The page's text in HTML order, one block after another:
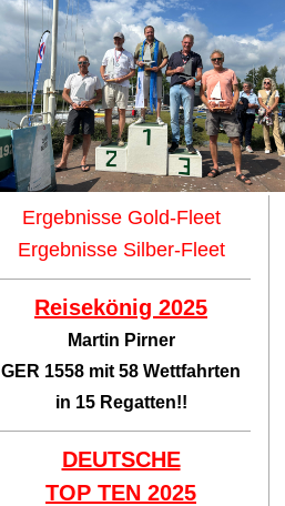
Ergebnisse Gold-Fleet
Ergebnisse Silber-Fleet
Reisekönig 2025
Martin Pirner
GER 1558 mit 58 Wettfahrten
in 15 Regatten!!
DEUTSCHE
TOP TEN 2025